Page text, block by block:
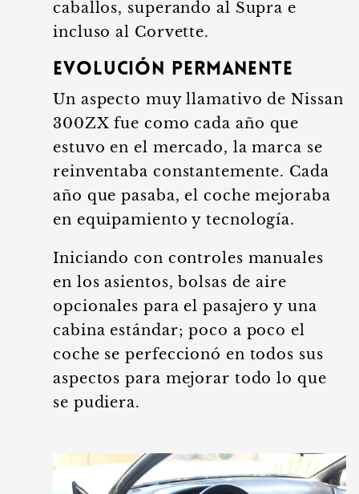
caballos, superando al Supra e
incluso al Corvette.
Evolución permanente
Un aspecto muy llamativo de Nissan
300ZX fue como cada año que
estuvo en el mercado, la marca se
reinventaba constantemente. Cada
año que pasaba, el coche mejoraba
en equipamiento y tecnología.
Iniciando con controles manuales
en los asientos, bolsas de aire
opcionales para el pasajero y una
cabina estándar; poco a poco el
coche se perfeccionó en todos sus
aspectos para mejorar todo lo que
se pudiera.